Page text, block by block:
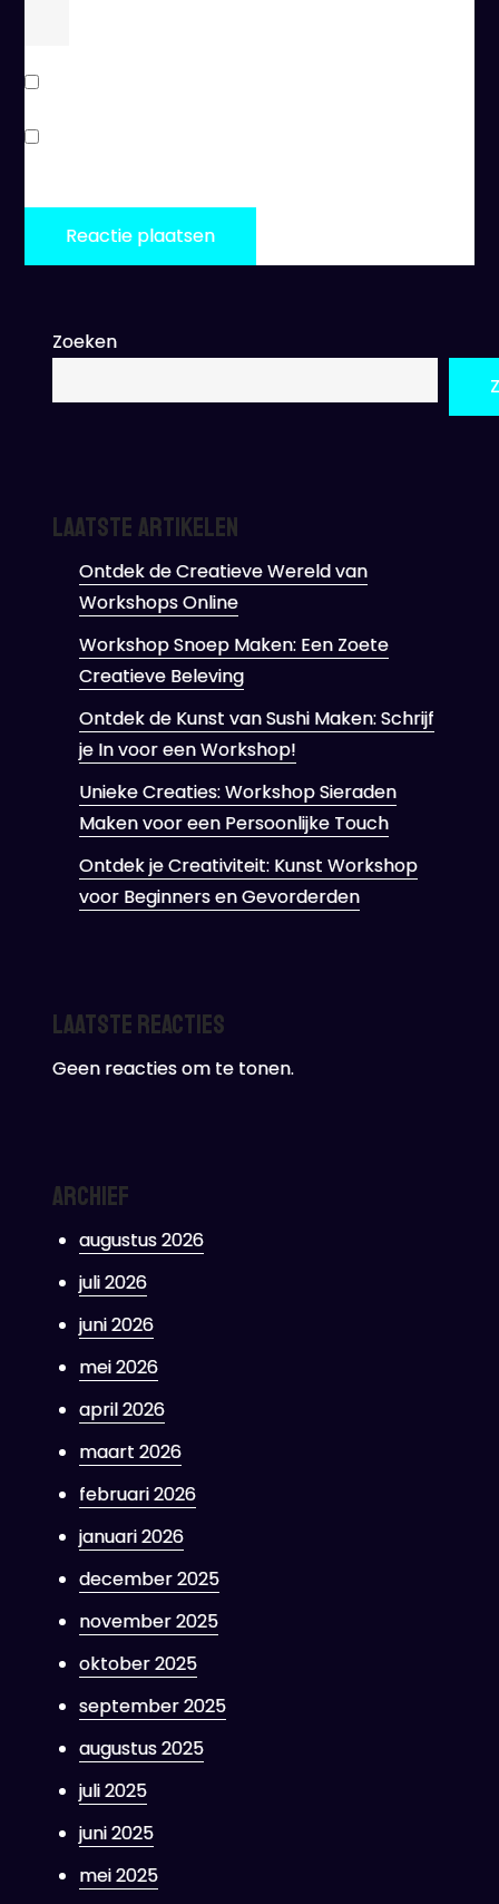
Zoeken
Laatste artikelen
Ontdek de Creatieve Wereld van
Workshops Online
Workshop Snoep Maken: Een Zoete
Creatieve Beleving
Ontdek de Kunst van Sushi Maken: Schrijf
je In voor een Workshop!
Unieke Creaties: Workshop Sieraden
Maken voor een Persoonlijke Touch
Ontdek je Creativiteit: Kunst Workshop
voor Beginners en Gevorderden
Laatste reacties
Geen reacties om te tonen.
Archief
augustus 2026
juli 2026
juni 2026
mei 2026
april 2026
maart 2026
februari 2026
januari 2026
december 2025
november 2025
oktober 2025
september 2025
augustus 2025
juli 2025
juni 2025
mei 2025